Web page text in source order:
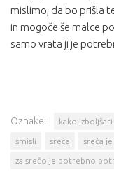
mislimo, da bo prišla
in mogoče še malce
samo vrata ji je
Oznake: kako
smisli sreča sreča
za srečo je potrebno